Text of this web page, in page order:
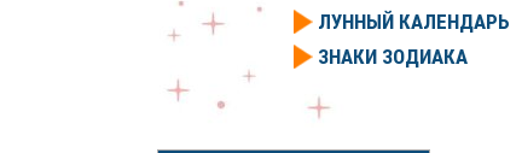
ЛУННЫЙ КАЛЕНДАРЬ
ЗНАКИ ЗОДИАКА